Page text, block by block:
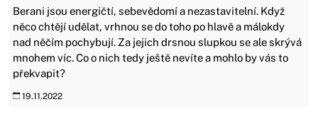
Berani jsou energičtí, sebevědomí a nezastavitelní. Když
něco chtějí udělat, vrhnou se do toho po hlavě a málokdy
nad něčím pochybují. Za jejich drsnou slupkou se ale skrývá
mnohem víc. Co o nich tedy ještě nevíte a mohlo by vás to
překvapit?
19.11.2022